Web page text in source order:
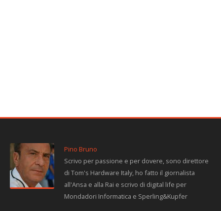
Pino Bruno
Scrivo per passione e per dovere, sono direttore
di Tom's Hardware Italy, ho fatto il giornalista
all'Ansa e alla Rai e scrivo di digital life per
Mondadori Informatica e Sperling&Kupfer